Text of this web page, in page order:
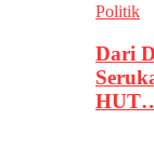
Politik
Dari